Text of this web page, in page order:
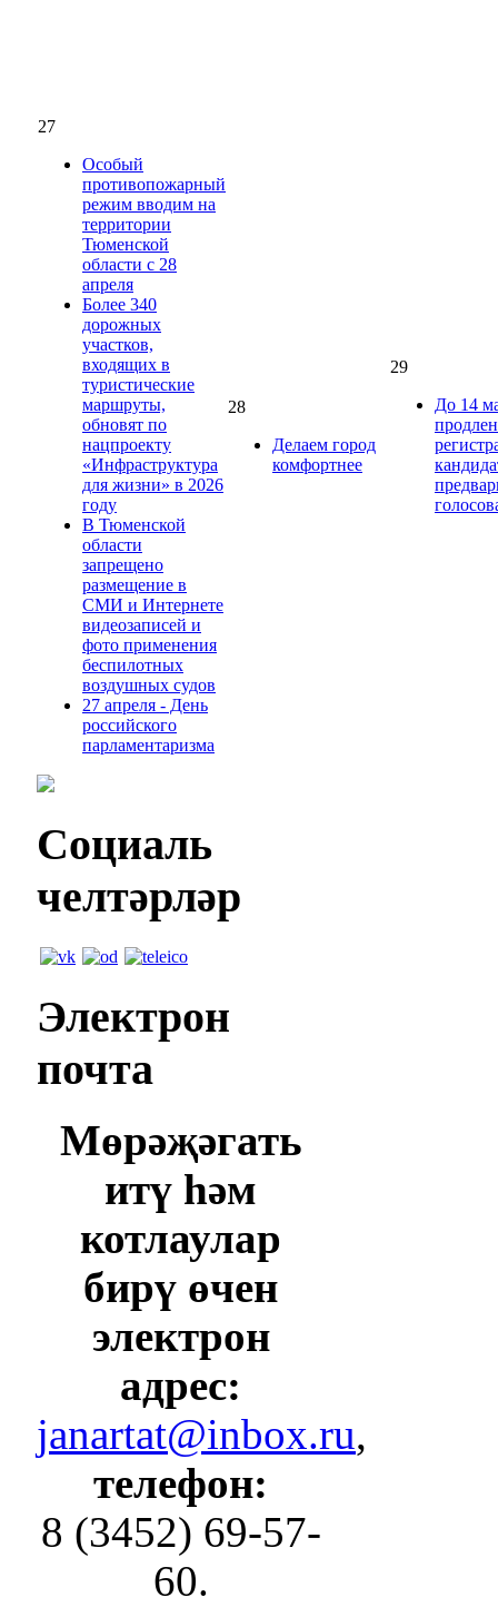
27
Особый
противопожарный
режим вводим на
территории
Тюменской
области с 28
апреля
Более 340
дорожных
участков,
входящих в
туристические
маршруты,
обновят по
нацпроекту
«Инфраструктура
для жизни» в 2026
году
В Тюменской
области
запрещено
размещение в
СМИ и Интернете
видеозаписей и
фото применения
беспилотных
воздушных судов
27 апреля - День
российского
парламентаризма
28
Делаем город
комфортнее
29
До 14
Социаль
челтәрләр
Электрон
почта
Мөрәҗәгать
итү һәм
котлаулар
бирү өчен
электрон
адрес:
janartat@inbox.ru,
телефон:
8 (3452) 69-57-
60.